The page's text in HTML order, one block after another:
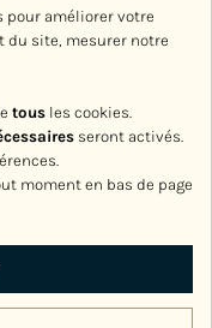
pour améliorer votre
du site, mesurer notre
tous les cookies.
seront activés.
moment en bas de page